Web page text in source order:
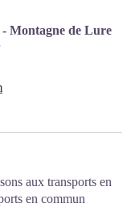
Montagne de Lure
aux transports en
en commun